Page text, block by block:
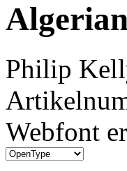
Philip
Webfont